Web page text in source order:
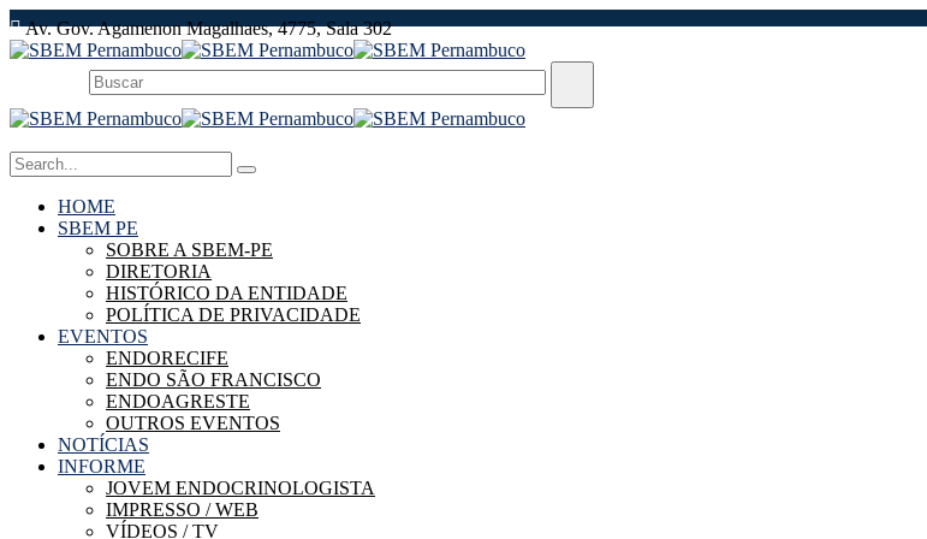
Av. Gov. Agamenon Magalhaes, 4775, Sala 302
HOME
SBEM PE
SOBRE A SBEM-PE
DIRETORIA
HISTÓRICO DA ENTIDADE
POLÍTICA DE PRIVACIDADE
EVENTOS
ENDORECIFE
ENDO SÃO FRANCISCO
ENDOAGRESTE
OUTROS EVENTOS
NOTÍCIAS
INFORME
JOVEM ENDOCRINOLOGISTA
IMPRESSO / WEB
VÍDEOS / TV